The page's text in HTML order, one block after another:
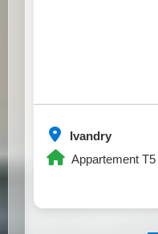
Ivandry
Appartement